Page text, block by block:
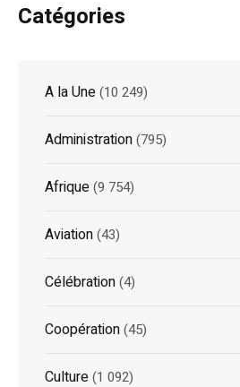
Catégories
A la Une(10 249)
Administration(795)
Afrique(9 754)
Aviation(43)
Célébration(4)
Coopération(45)
Culture(1 092)